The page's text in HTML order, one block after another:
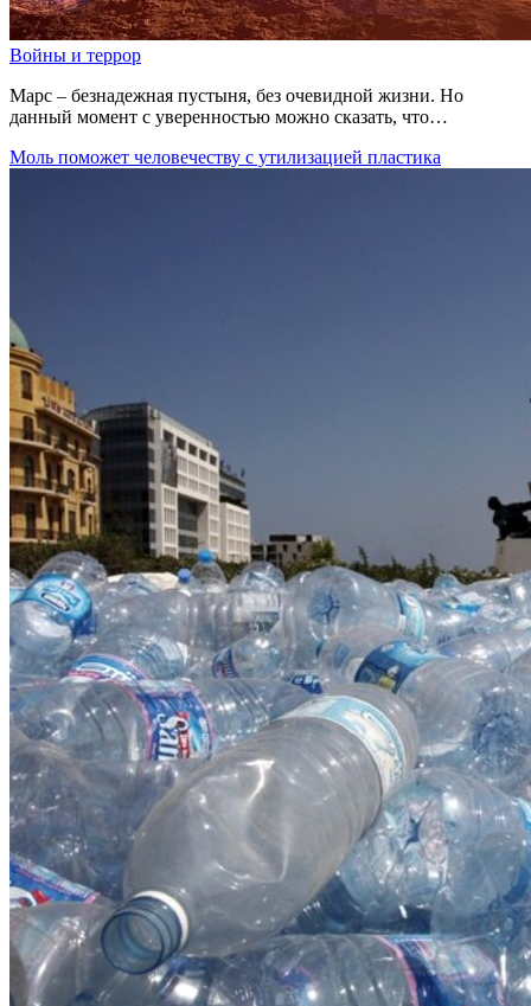
Войны и террор
Марс – безнадежная пустыня, без очевидной жизни. Но
данный момент с уверенностью можно сказать, что…
Моль поможет человечеству с утилизацией пластика